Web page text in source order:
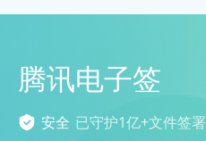
腾讯电子签
安全 已守护1亿+文件签署